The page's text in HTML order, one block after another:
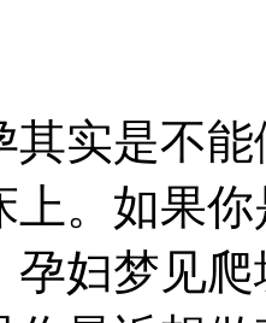
其实是不
上。如果
孕妇梦见